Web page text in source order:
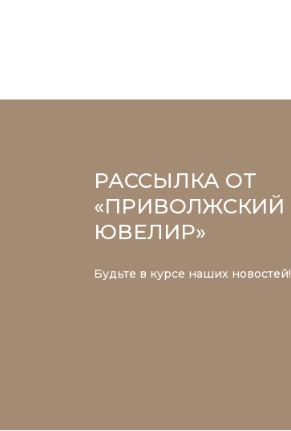
РАССЫЛКА ОТ
«ПРИВОЛЖСКИЙ
ЮВЕЛИР»
Будьте в курсе наших новостей!